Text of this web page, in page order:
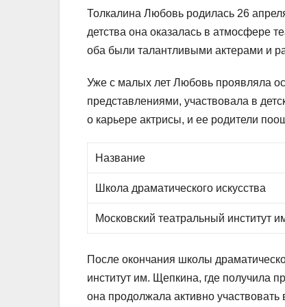
Толкалина Любовь родилась 26
детства она оказалась в атмосфере
оба были талантливыми актерами и
Уже с малых лет Любовь проявляла
представлениями, участвовала в
о карьере актрисы, и ее родители
Название
Школа драматического искусства
Московский театральный институт
После окончания школы
институт им. Щепкина, где получила
она продолжала активно